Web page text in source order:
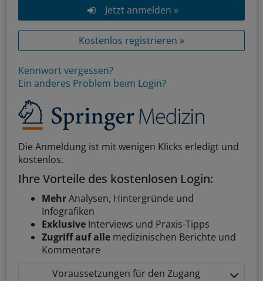
Jetzt anmelden »
Kostenlos registrieren »
Kennwort vergessen?
Ein anderes Problem beim Login?
Die Anmeldung ist mit wenigen Klicks erledigt und
kostenlos.
Ihre Vorteile des kostenlosen Login:
MehrAnalysen, Hintergründe und
Infografiken
Exklusive Interviews und Praxis-Tipps
Zugriff auf alle medizinischen Berichte und
Kommentare
Voraussetzungen für den Zugang